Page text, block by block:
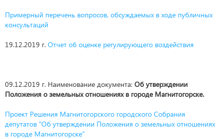
Примерный перечень вопросов, обсуждаемых в ходе публичных
консультаций
19.12.2019 г. Отчет об оценке регулирующего воздействия
09.12.2019 г. Наименование документа: Об утверждении
Положения о земельных отношениях в городе Магнитогорске.
Проект Решения Магнитогорского городского Собрания
депутатов "Об утверждении Положения о земельных отношениях
в городе Магнитогорске"